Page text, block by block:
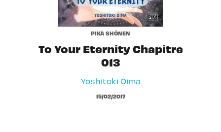
PIKA SHÔNEN
To Your Eternity Chapitre
013
Yoshitoki Oima
15/02/2017